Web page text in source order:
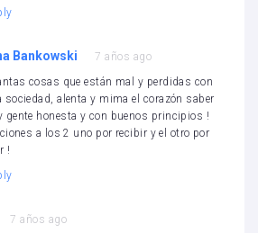
Bankowski
7 años ago
cosas que están mal y perdidas con
sociedad, alenta y mima el corazón saber
gente honesta y con buenos principios !
a los 2 uno por recibir y el otro por
!
7 años ago